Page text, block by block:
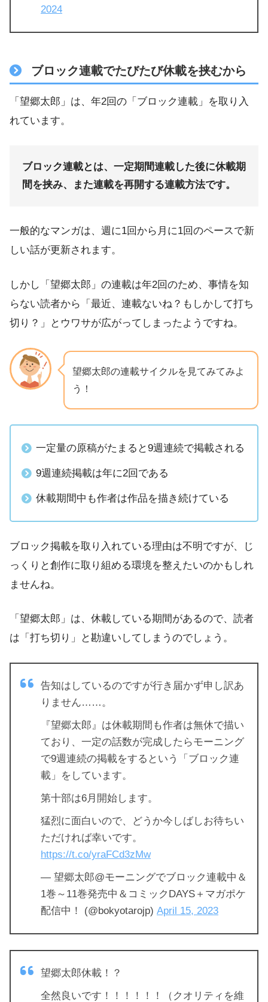
2024
ブロック連載でたびたび休載を挟むから
「望郷太郎」は、年2回の「ブロック連載」を取り入
れています。
ブロック連載とは、一定期間連載した後に休載期
間を挟み、また連載を再開する連載方法です。
一般的なマンガは、週に1回から月に1回のペースで新
しい話が更新されます。
しかし「望郷太郎」の連載は年2回のため、事情を知
らない読者から「最近、連載ないね？もしかして打ち
切り？」とウワサが広がってしまったようですね。
望郷太郎の連載サイクルを見てみてみよ
う！
一定量の原稿がたまると9週連続で掲載される
9週連続掲載は年に2回である
休載期間中も作者は作品を描き続けている
ブロック掲載を取り入れている理由は不明ですが、じ
っくりと創作に取り組める環境を整えたいのかもしれ
ませんね。
「望郷太郎」は、休載している期間があるので、読者
は「打ち切り」と勘違いしてしまうのでしょう。
告知はしているのですが行き届かず申し訳あ
りません……。
『望郷太郎』は休載期間も作者は無休で描い
ており、一定の話数が完成したらモーニング
で9週連続の掲載をするという「ブロック連
載」をしています。
第十部は6月開始します。
猛烈に面白いので、どうか今しばしお待ちい
ただければ幸いです。
https://t.co/yraFCd3zMw
— 望郷太郎@モーニングでブロック連載中＆
1巻～11巻発売中＆コミックDAYS＋マガポケ
配信中！ (@bokyotarojp) April 15, 2023
望郷太郎休載！？
全然良いです！！！！！！（クオリティを維